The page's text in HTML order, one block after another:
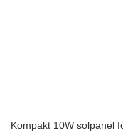
Kompakt 10W solpanel